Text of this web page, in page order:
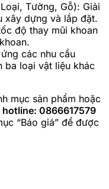
Tường, Gỗ): Giải
xây dựng và lắp đặt.
độ thay mũi khoan
các nhu cầu
ba loại vật liệu khác
mục sản phẩm hoặc
hotline: 0866617579
“Báo giá” để được